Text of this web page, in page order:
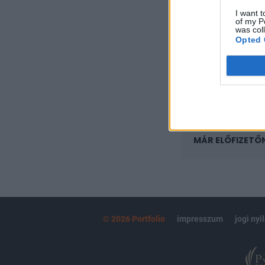
I want
of my
was
Opted
Az előfizetés a
Portfolio.hu
MÁR
© 2026 Portfolio impresszum jogi